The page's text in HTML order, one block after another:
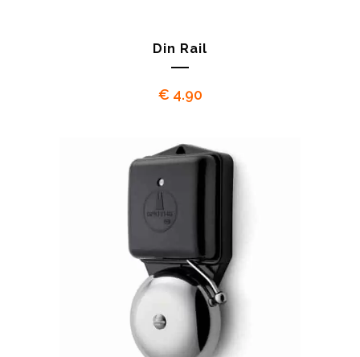
Din Rail
€ 4.90